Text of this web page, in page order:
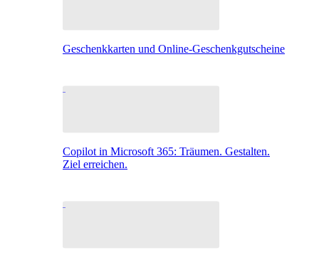
Geschenkkarten und Online-Geschenkgutscheine
Copilot in Microsoft 365: Träumen. Gestalten.
Ziel erreichen.